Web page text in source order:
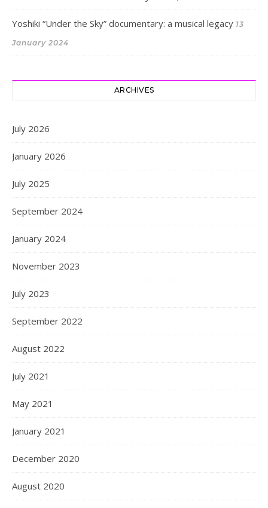
Yoshiki “Under the Sky” documentary: a musical legacy 13
January 2024
ARCHIVES
July 2026
January 2026
July 2025
September 2024
January 2024
November 2023
July 2023
September 2022
August 2022
July 2021
May 2021
January 2021
December 2020
August 2020